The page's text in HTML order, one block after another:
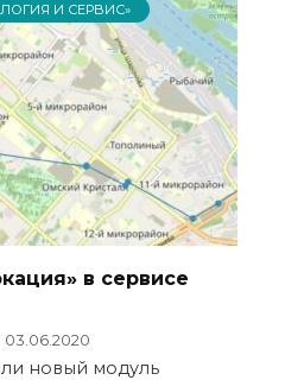
И СЕРВИС»
в сервисе
03.06.2020
новый модуль